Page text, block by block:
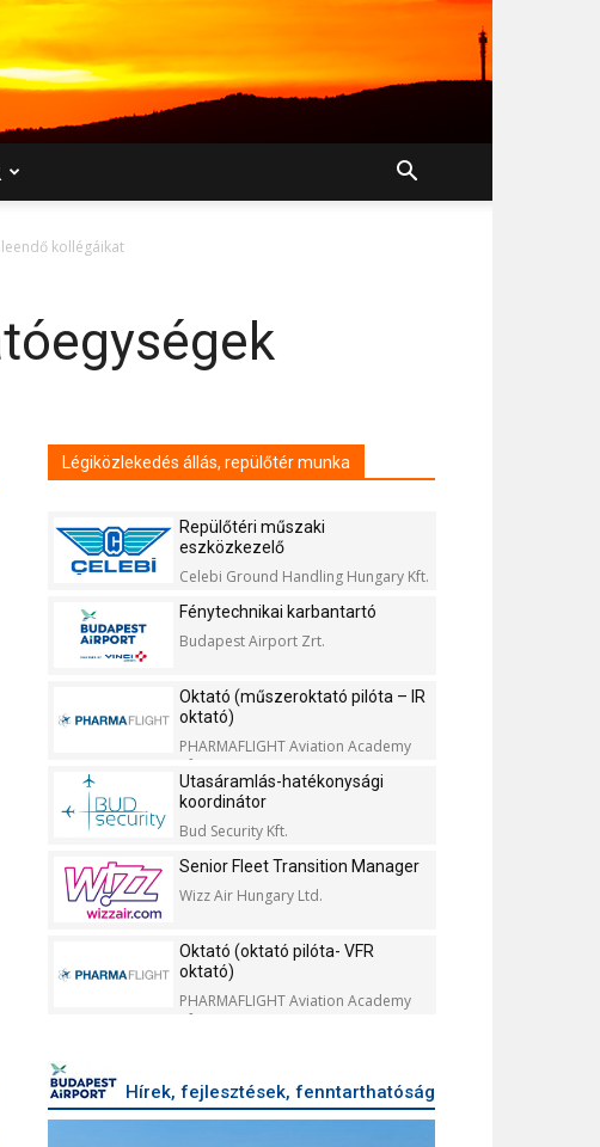
kollégáikat
Légiközlekedés állás, repülőtér munka
Repülőtéri műszaki
eszközkezelő
Celebi Ground Handling Hungary Kft.
Fénytechnikai karbantartó
Budapest Airport Zrt.
Oktató (műszeroktató pilóta – IR
oktató)
PHARMAFLIGHT Aviation Academy
Kft.
Utasáramlás-hatékonysági
koordinátor
Bud Security Kft.
Senior Fleet Transition Manager
Wizz Air Hungary Ltd.
Oktató (oktató pilóta- VFR
oktató)
PHARMAFLIGHT Aviation Academy
Kft.
Hírek, fejlesztések, fenntarthatóság